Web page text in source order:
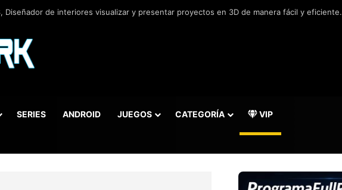
Diseñador de interiores visualizar y presentar proyectos en 3D de manera fácil y eficiente.
SERIES ANDROID JUEGOS CATEGORÍA VIP